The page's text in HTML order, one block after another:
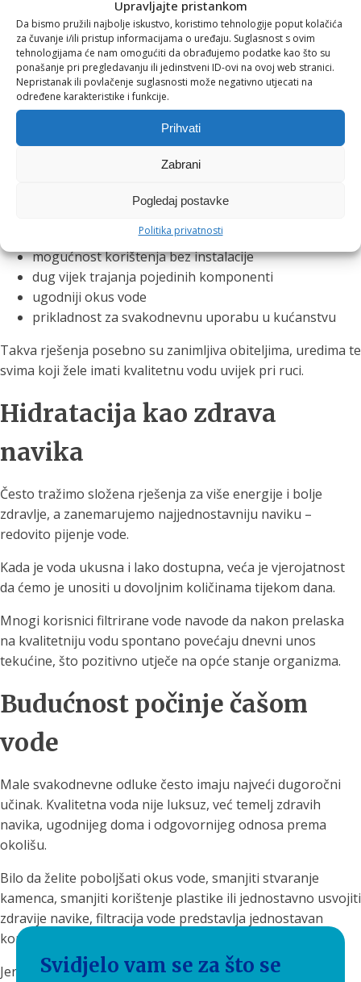
Upravljajte pristankom
Da bismo pružili najbolje iskustvo, koristimo tehnologije poput kolačića
za čuvanje i/ili pristup informacijama o uređaju. Suglasnost s ovim
tehnologijama će nam omogućiti da obrađujemo podatke kao što su
ponašanje pri pregledavanju ili jedinstveni ID-ovi na ovoj web stranici.
Nepristanak ili povlačenje suglasnosti može negativno utjecati na
određene karakteristike i funkcije.
Prihvati
Zabrani
Pogledaj postavke
Politika privatnosti
filtre za vodu?
Među najpoznatijim rješenjima za kućnu filtraciju nalaze se
EVA sustavi za filtraciju vode.
Njihova popularnost temelji se na višestupanjskoj filtraciji
koja kombinira različite medije za poboljšanje kvalitete
Korisnici posebno cijene:
jednostavno korištenje
mogućnost korištenja bez instalacije
dug vijek trajanja pojedinih komponenti
ugodniji okus vode
prikladnost za svakodnevnu uporabu u kućanstvu
Takva rješenja posebno su zanimljiva obiteljima, uredima te
svima koji žele imati kvalitetnu vodu uvijek pri ruci.
Hidratacija kao zdrava
navika
Često tražimo složena rješenja za više energije i bolje
zdravlje, a zanemarujemo najjednostavniju naviku –
redovito pijenje vode.
Kada je voda ukusna i lako dostupna, veća je vjerojatnost
da ćemo je unositi u dovoljnim količinama tijekom dana.
Mnogi korisnici filtrirane vode navode da nakon prelaska
na kvalitetniju vodu spontano povećaju dnevni unos
tekućine, što pozitivno utječe na opće stanje organizma.
Budućnost počinje čašom
vode
Male svakodnevne odluke često imaju najveći dugoročni
učinak. Kvalitetna voda nije luksuz, već temelj zdravih
navika, ugodnijeg doma i odgovornijeg odnosa prema
okolišu.
Bilo da želite poboljšati okus vode, smanjiti stvaranje
kamenca, smanjiti korištenje plastike ili jednostavno usvojiti
zdravije navike, filtracija vode predstavlja jednostavan
korak prema kvalitetnijem životu.
Jer ponekad promjena ne počinje velikim odlukama – već
Svidjelo vam se za što se